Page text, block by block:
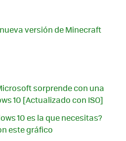
versión de Minecraft
sorprende con una
10 [Actualizado con ISO]
10 es la que necesitas?
este gráfico